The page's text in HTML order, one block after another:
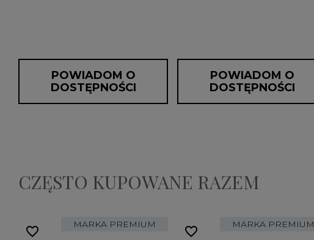
POWIADOM O
DOSTĘPNOŚCI
POWIADOM O
DOSTĘPNOŚCI
CZĘSTO KUPOWANE RAZEM
MARKA PREMIUM
favorite_border MARKA PREMIUM
favorite_border